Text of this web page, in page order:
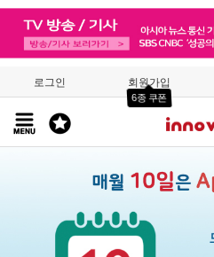
로그인 회원가입
6종 쿠폰